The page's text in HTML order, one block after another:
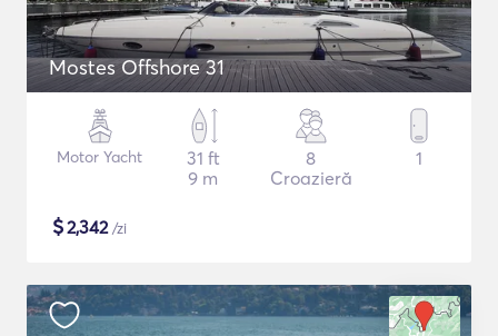
Mostes Offshore 31
Motor Yacht
31 ft
9 m
8
Croazieră
1
$2,342/zi